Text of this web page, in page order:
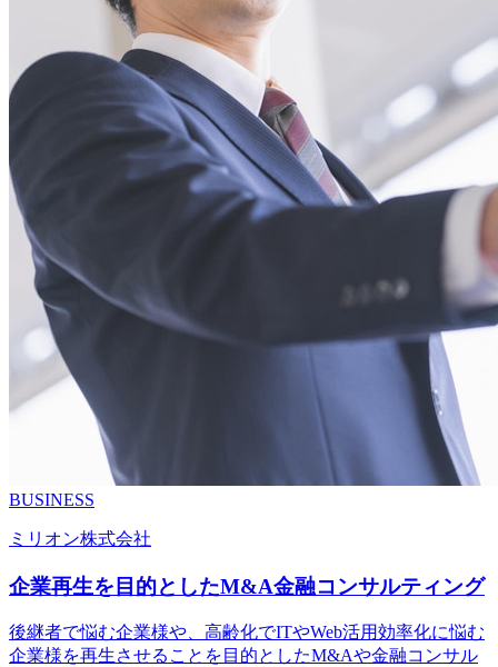
BUSINESS
ミリオン株式会社
企業再生を目的としたM&A金融コンサルティング
後継者で悩む企業様や、高齢化でITやWeb活用効率化に悩む
企業様を再生させることを目的としたM&Aや金融コンサル